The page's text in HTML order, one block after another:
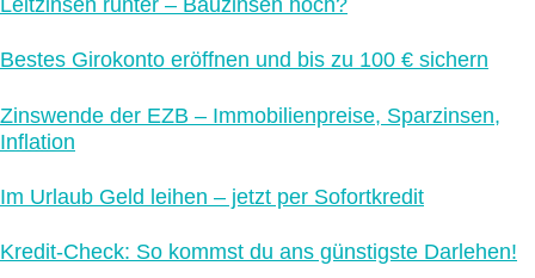
Bestes Girokonto eröffnen und bis zu 100 € sichern
Zinswende der EZB – Immobilienpreise, Sparzinsen,
Inflation
Im Urlaub Geld leihen – jetzt per Sofortkredit
Kredit-Check: So kommst du ans günstigste Darlehen!